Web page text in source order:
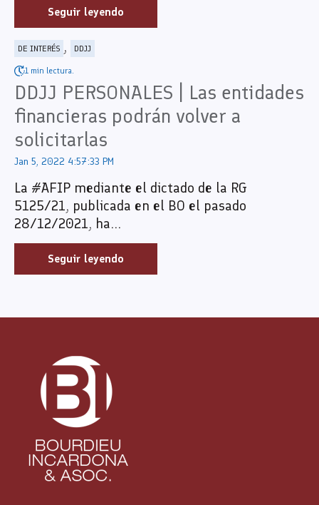
Seguir leyendo
DE INTERÉS , DDJJ
1 min lectura.
DDJJ PERSONALES | Las entidades
financieras podrán volver a
solicitarlas
Jan 5, 2022 4:57:33 PM
La #AFIP mediante el dictado de la RG
5125/21, publicada en el BO el pasado
28/12/2021, ha...
Seguir leyendo